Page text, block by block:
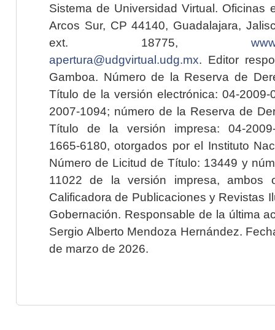
Sistema de Universidad Virtual. Oficinas
Arcos Sur, CP 44140, Guadalajara,
ext. 18775,
apertura@udgvirtual.udg.mx. Editor
Gamboa. Número de la Reserva de
Título de la versión electrónica: 04-2009-
2007-1094; número de la Reserva de
Título de la versión impresa: 04-2009-
1665-6180, otorgados por el Instituto
Número de Licitud de Título: 13449 y
11022 de la versión impresa, ambos
Calificadora de Publicaciones y Revistas
Gobernación. Responsable de la última
Sergio Alberto Mendoza Hernández.
de marzo de 2026.